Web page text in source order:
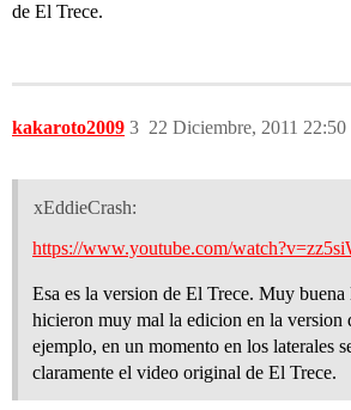
de El Trece.
kakaroto2009 22 Diciembre, 2011 22:50
3
xEddieCrash:
https://www.youtube.com/
Esa es la version de El Trece. Muy
hicieron muy mal la edicion en la version
ejemplo, en un momento en los laterales
claramente el video original de El Trece.